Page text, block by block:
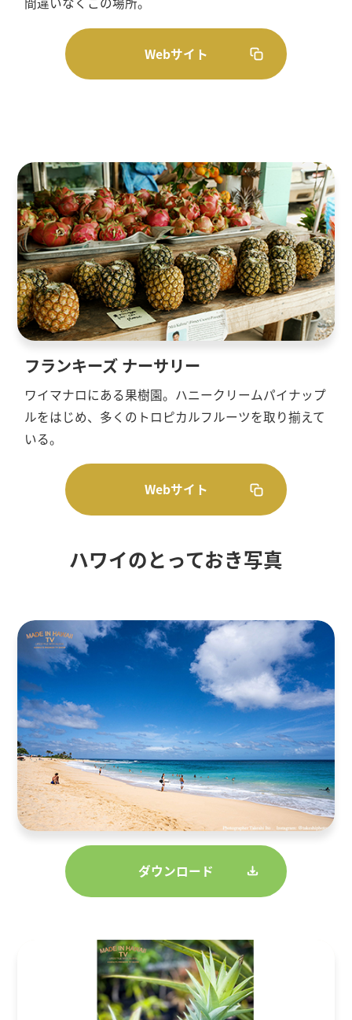
Webサイト
フランキーズ ナーサリー
ワイマナロにある果樹園。ハニークリームパイナップ
ルをはじめ、多くのトロピカルフルーツを取り揃えて
いる。
Webサイト
ハワイのとっておき写真
ダウンロード